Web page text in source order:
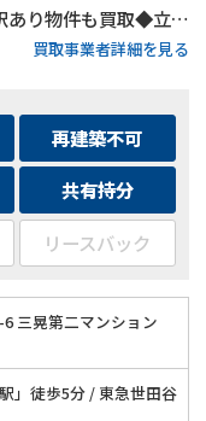
あり物件も買取◆立ち
抱えた不動産もOK
買取事業者詳細を見る
再建築不可
共有持分
リースバック
三晃第二マンション
」徒歩5分 / 東急世田谷
ならこちら
24時間受付）
メール